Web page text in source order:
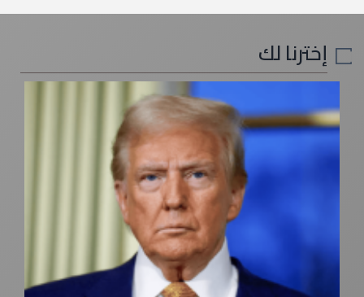
إخترنا لك